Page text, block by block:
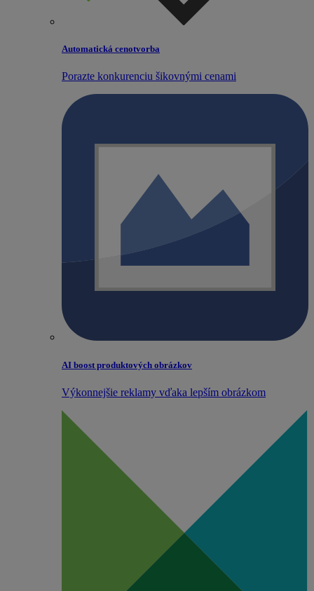
Automatická cenotvorba
Porazte konkurenciu šikovnými cenami
AI boost produktových obrázkov
Výkonnejšie reklamy vďaka lepším obrázkom